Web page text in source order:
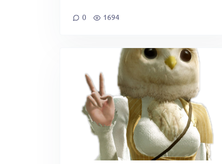
0 1694